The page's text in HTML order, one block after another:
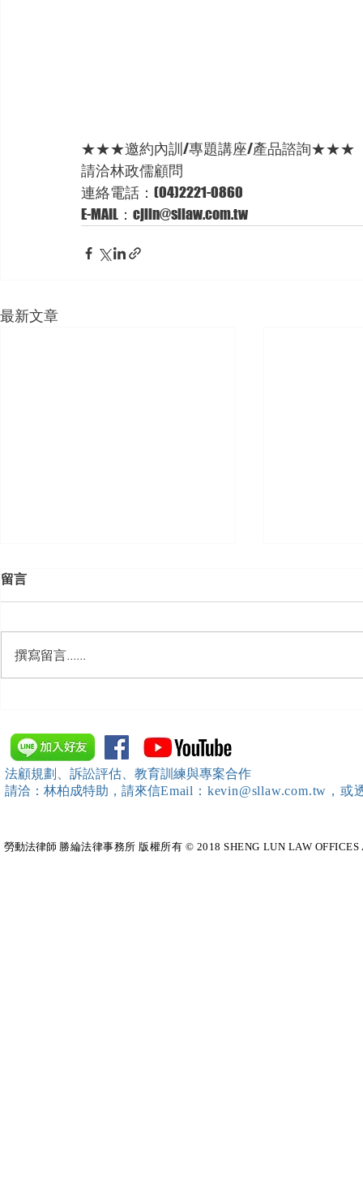
★★★邀約內訓/專題講座/產品諮詢★★★
請洽林政儒顧問
連絡電話：(04)2221-0860
E-MAIL：cjlin@sllaw.com.tw
最新文章
中、南等地辦理（職場霸凌防
治教育訓練）課程 邀請本所律
師團隊擔任講師，課程圓滿完
成~*
留言
撰寫留言......
法顧規劃、訴訟評估、教育訓練與專案合作
請洽：林柏成特助 ，請來信Email：kevin@sllaw.com.tw，
勞動法律師​ 勝綸法律事務所 版權所有 © 2018 SHENG LUN LAW